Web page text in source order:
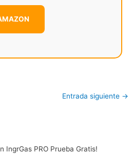
Entrada siguiente →
IngrGas PRO Prueba Gratis!